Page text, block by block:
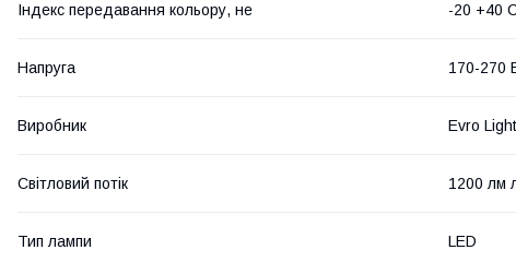
Індекс передавання кольору, не -20 +40
Напруга 170-270
Виробник Evro
Світловий потік 1200 лм
Тип лампи LED